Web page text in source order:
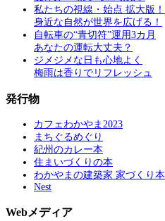
私たちの視線・始点 拡大版！
身近な自然が世界を広げる！
自転車の“青切符”運用3カ月
あなたの運転大丈夫？
ジメジメな日も心地よく
梅雨は香りでリフレッシュ
発行物
カフェわかやま2023
まちぐるめぐり
紀州のカレー本
住まいづくりの本
わかやまの建築家 家づくり本
Nest
Webメディア